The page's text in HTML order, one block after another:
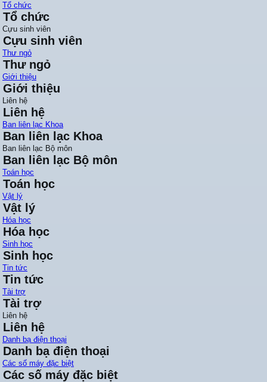
Tổ chức
Tổ chức
Cựu sinh viên
Cựu sinh viên
Thư ngỏ
Thư ngỏ
Giới thiệu
Giới thiệu
Liên hệ
Liên hệ
Ban liên lạc Khoa
Ban liên lạc Khoa
Ban liên lạc Bộ môn
Ban liên lạc Bộ môn
Toán học
Toán học
Vật lý
Vật lý
Hóa học
Hóa học
Sinh học
Sinh học
Tin tức
Tin tức
Tài trợ
Tài trợ
Liên hệ
Liên hệ
Danh bạ điện thoại
Danh bạ điện thoại
Các số máy đặc biệt
Các số máy đặc biệt